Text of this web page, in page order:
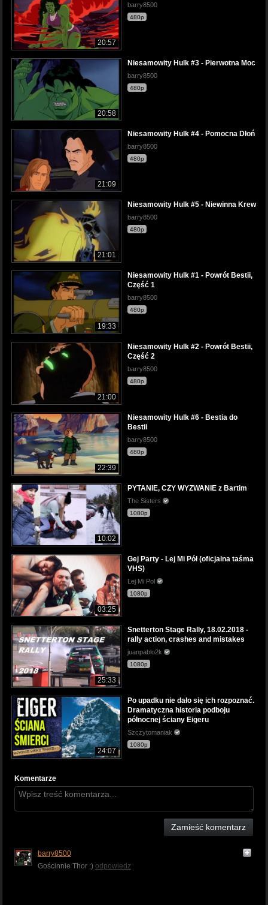
20:57
barry8500
480p
20:58
Niesamowity Hulk #3 - Pierwotna Moc
barry8500
480p
21:09
Niesamowity Hulk #4 - Pomocna Dłoń
barry8500
480p
21:01
Niesamowity Hulk #5 - Niewinna Krew
barry8500
480p
19:33
Niesamowity Hulk #1 - Powrót Bestii,
Część 1
barry8500
480p
21:00
Niesamowity Hulk #2 - Powrót Bestii,
Część 2
barry8500
480p
22:39
Niesamowity Hulk #6 - Bestia do
Bestii
barry8500
480p
10:02
PYTANIE, CZY WYZWANIE z Bartim
The Sisters
1080p
03:25
Gej Party - Lej Mi Pół (oficjalna taśma
VHS)
Lej Mi Pol
1080p
25:33
Snetterton Stage Rally, 18.02.2018 -
rally action, crashes and mistakes
juanpablo2k
1080p
24:07
Po upadku nie dało się ich rozpoznać.
Dramatyczna historia podboju
północnej ściany Eigeru
Szczytomaniak
1080p
Komentarze
Zamieść komentarz
barry8500
Gościnnie Thor :) odpowiedz